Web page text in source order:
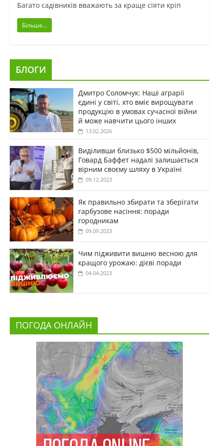
Багато садівників вважають за краще сіяти кріп
Більше...
БЛОГИ
Дмитро Соломчук: Наші аграрії
єдині у світі, хто вміє вирощувати
продукцію в умовах сучасної війни
й може навчити цього інших
13.02.2026
Виділивши близько $500 мільйонів,
Говард Баффет надалі залишається
вірним своєму шляху в Україні
09.12.2023
Як правильно збирати та зберігати
гарбузове насіння: поради
городникам
09.09.2023
Чим підживити вишню весною для
кращого урожаю: дієві поради
04.04.2023
ПОГОДА ОНЛАЙН